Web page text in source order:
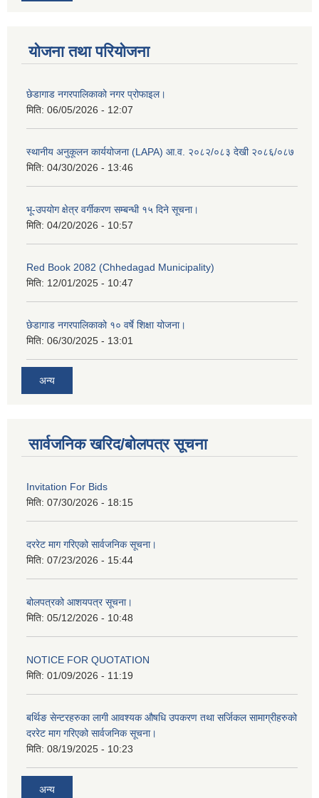
योजना तथा परियोजना
छेडागाड नगरपालिकाको नगर प्रोफाइल।
मिति: 06/05/2026 - 12:07
स्थानीय अनुकूलन कार्ययोजना (LAPA) आ.व. २०८२/०८३ देखी २०८६/०८७
मिति: 04/30/2026 - 13:46
भू-उपयोग क्षेत्र वर्गीकरण सम्बन्धी १५ दिने सूचना।
मिति: 04/20/2026 - 10:57
Red Book 2082 (Chhedagad Municipality)
मिति: 12/01/2025 - 10:47
छेडागाड नगरपालिकाको १० वर्षे शिक्षा योजना।
मिति: 06/30/2025 - 13:01
अन्य
सार्वजनिक खरिद/बोलपत्र सूचना
Invitation For Bids
मिति: 07/30/2026 - 18:15
दररेट माग गरिएको सार्वजनिक सूचना।
मिति: 07/23/2026 - 15:44
बोलपत्रको आशयपत्र सूचना।
मिति: 05/12/2026 - 10:48
NOTICE FOR QUOTATION
मिति: 01/09/2026 - 11:19
बर्थिङ सेन्टरहरुका लागी आवश्यक औषधि उपकरण तथा सर्जिकल सामाग्रीहरुको
दररेट माग गरिएको सार्वजनिक सूचना।
मिति: 08/19/2025 - 10:23
अन्य